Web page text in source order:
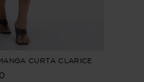
CURTA CLARICE